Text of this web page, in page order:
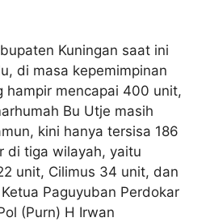
Kuningan saat ini
di masa kepemimpinan
hampir mencapai 400 unit,
Bu Utje masih
kini hanya tersisa 186
di tiga wilayah, yaitu
unit, Cilimus 34 unit, dan
Paguyuban Perdokar
(Purn) H Irwan